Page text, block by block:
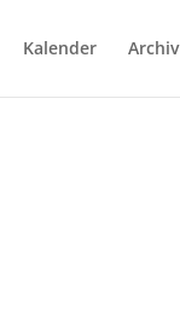
Kalender Archiv